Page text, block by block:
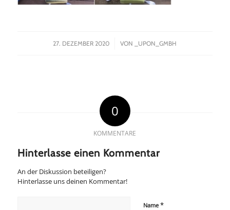
27. DEZEMBER 2020
/ VON _UPON_GMBH
0
KOMMENTARE
Hinterlasse einen Kommentar
An der Diskussion beteiligen?
Hinterlasse uns deinen Kommentar!
Name *